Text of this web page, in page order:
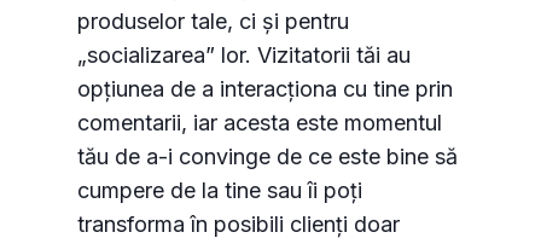
produselor tale, ci și pentru
„socializarea” lor. Vizitatorii tăi au
opțiunea de a interacționa cu tine prin
comentarii, iar acesta este momentul
tău de a-i convinge de ce este bine să
cumpere de la tine sau îi poți
transforma în posibili clienți doar